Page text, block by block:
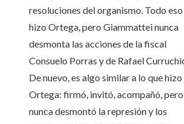
resoluciones del organismo. Todo
hizo Ortega, pero Giammattei nunca
desmonta las acciones de la fiscal
Consuelo Porras y de Rafael
De nuevo, es algo similar a lo que hizo
Ortega: firmó, invitó, acompañó, pero
nunca desmontó la represión y los